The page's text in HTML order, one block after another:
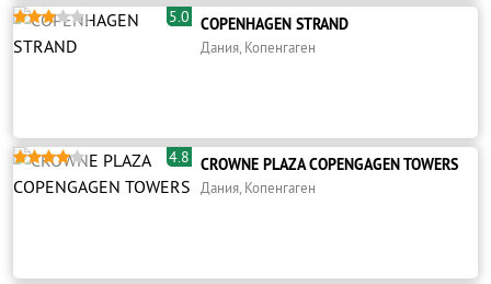
 5.0 COPENHAGEN STRAND
Дания, Копенгаген
 4.8 CROWNE PLAZA COPENGAGEN TOWERS
Дания, Копенгаген